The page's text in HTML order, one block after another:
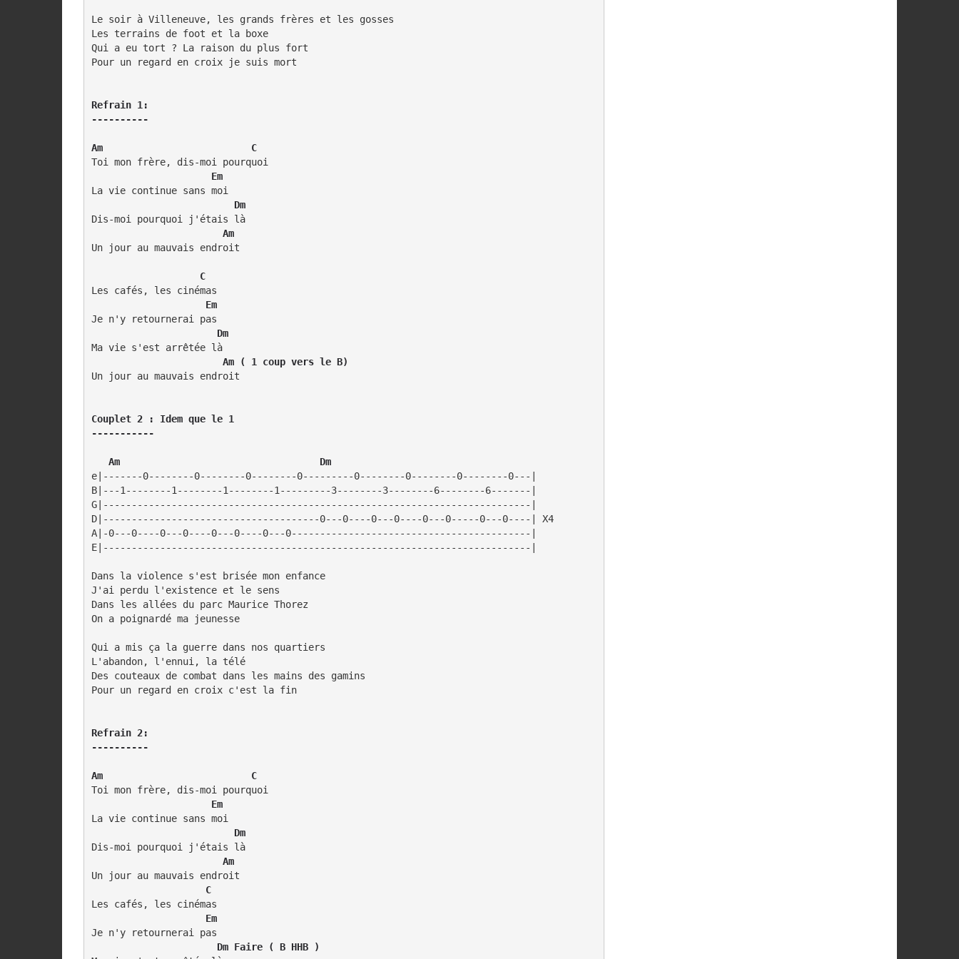
Le soir à Villeneuve, les grands frères et les gosses
Les terrains de foot et la boxe
Qui a eu tort ? La raison du plus fort
Pour un regard en croix je suis mort
Refrain 1:
----------
Am                          C
Toi mon frère, dis-moi pourquoi
     Em
La vie continue sans moi
    Dm
Dis-moi pourquoi j'étais là
    Am
Un jour au mauvais endroit
  C
Les cafés, les cinémas
  Em
Je n'y retournerai pas
Dm
Ma vie s'est arrêtée là
Am ( 1 coup vers le B)
Un jour au mauvais endroit
Couplet 2 : Idem que le 1
-----------
   Am                                   Dm
e|-------0--------0--------0--------0---------0--------0--------0--------0---|
B|---1--------1--------1--------1---------3--------3--------6--------6-------|
G|---------------------------------------------------------------------------|
D|--------------------------------------0---0----0---0----0---0-----0---0----| X4
A|-0---0----0---0----0---0----0---0------------------------------------------|
Dans la violence s'est brisée mon enfance
J'ai perdu l'existence et le sens
Dans les allées du parc Maurice Thorez
On a poignardé ma jeunesse
Qui a mis ça la guerre dans nos quartiers
L'abandon, l'ennui, la télé
Des couteaux de combat dans les mains des gamins
Pour un regard en croix c'est la fin
Refrain 2:
----------
Am                          C
Toi mon frère, dis-moi pourquoi
Em
La vie continue sans moi
   Dm
Dis-moi pourquoi j'étais là
  Am
Un jour au mauvais endroit
  C
Les cafés, les cinémas
Em
Je n'y retournerai pas
Dm Faire ( B HHB )